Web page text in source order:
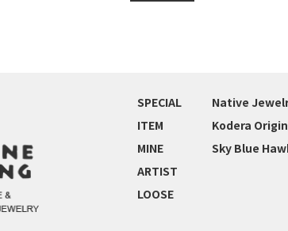
SPECIAL
ITEM
MINE
ARTIST
LOOSE
Native
Kodera
Sky Blue